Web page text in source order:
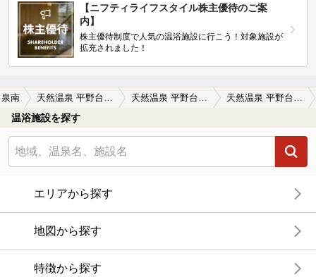
【ニフティライフスタイル株主優待のご案
内】
株主優待制度で人気の温浴施設に行こう！対象施設が
拡充されました！
泉南
温浴施設を探す
エリアから探す
地図から探す
特徴から探す